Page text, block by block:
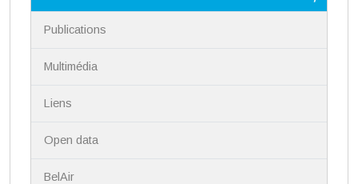
Publications
Multimédia
Liens
Open data
BelAir